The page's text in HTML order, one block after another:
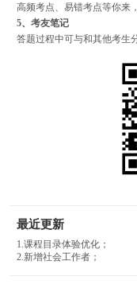
高频考点、易错考点等你来
5、考友笔记
答题过程中可与和其他考生
最近更新
1.课程目录体验优化；
2.新增社会工作者；